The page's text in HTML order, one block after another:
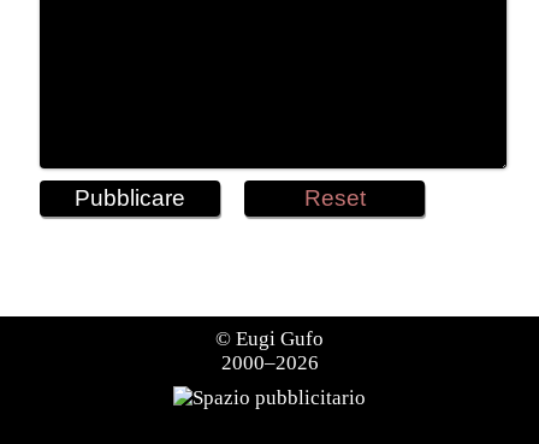
© Eugi Gufo
2000–2026